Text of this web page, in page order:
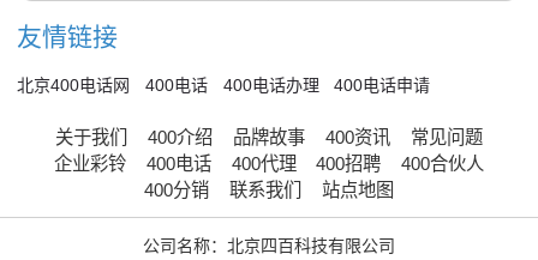
友情链接
北京400电话网 400电话 400电话办理 400电话申请
关于我们 400介绍 品牌故事 400资讯
常见问题
企业彩铃
400电话 400代理 400招聘
400合伙人
400分销
联系我们 站点地图
公司名称：北京四百科技有限公司